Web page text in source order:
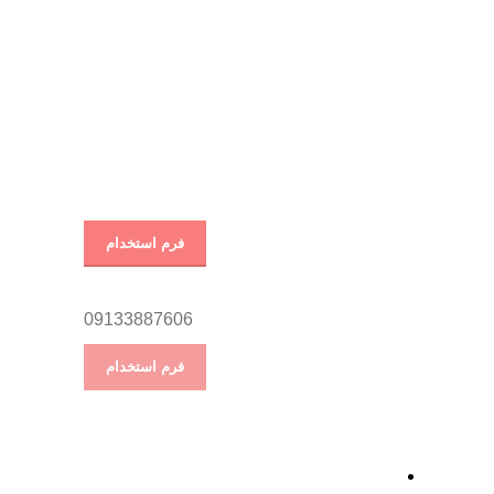
فرم استخدام
09133887606
فرم استخدام